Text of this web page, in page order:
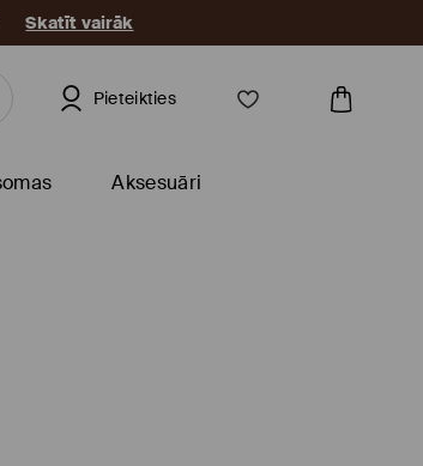
Skatīt vairāk
Pieteikties
Aksesuāri